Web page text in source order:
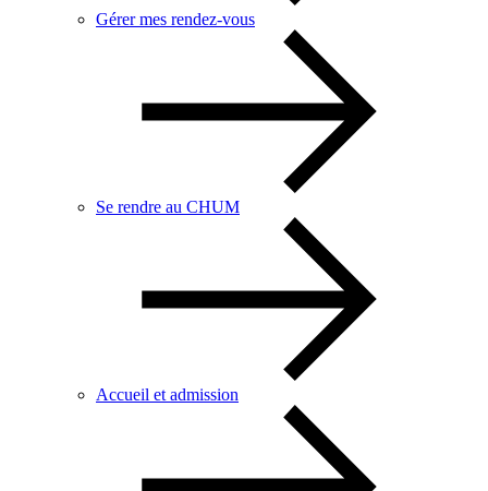
Gérer mes rendez-vous
Se rendre au CHUM
Accueil et admission